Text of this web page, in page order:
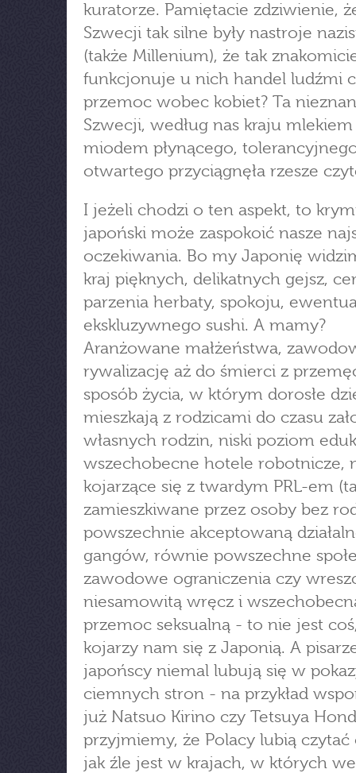
kuratorze. Pamiętacie zdziwienie,
Szwecji tak silne były nastroje
(także Millenium), że tak
funkcjonuje u nich handel ludźmi
przemoc wobec kobiet? Ta
Szwecji, według nas kraju
miodem płynącego,
otwartego przyciągnęła rzesze
I jeżeli chodzi o ten aspekt, to
japoński może zaspokoić nasze
oczekiwania. Bo my Japonię
kraj pięknych, delikatnych gejsz,
parzenia herbaty, spokoju,
ekskluzywnego sushi. A mamy?
Aranżowane małżeństwa,
rywalizację aż do śmierci z
sposób życia, w którym dorosłe
mieszkają z rodzicami do czasu
własnych rodzin, niski poziom
wszechobecne hotele robotnicze,
kojarzące się z twardym PRL-em
zamieszkiwane przez osoby bez
powszechnie akceptowaną
gangów, równie powszechne
zawodowe ograniczenia czy
niesamowitą wręcz i
przemoc seksualną - to nie jest
kojarzy nam się z Japonią. A
japońscy niemal lubują się w
ciemnych stron - na przykład
już Natsuo Kirino czy Tetsuya
przyjmiemy, że Polacy lubią czytać
jak źle jest w krajach, w których